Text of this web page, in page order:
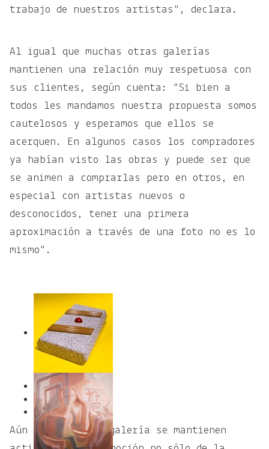
trabajo de nuestros artistas", declara.
Al igual que muchas otras galerías
mantienen una relación muy respetuosa con
sus clientes, según cuenta: "Si bien a
todos les mandamos nuestra propuesta somos
cautelosos y esperamos que ellos se
acerquen. En algunos casos los compradores
ya habían visto las obras y puede ser que
se animen a comprarlas pero en otros, en
especial con artistas nuevos o
desconocidos, tener una primera
aproximación a través de una foto no es lo
mismo".
1
2
Aún así desde la galería se mantienen